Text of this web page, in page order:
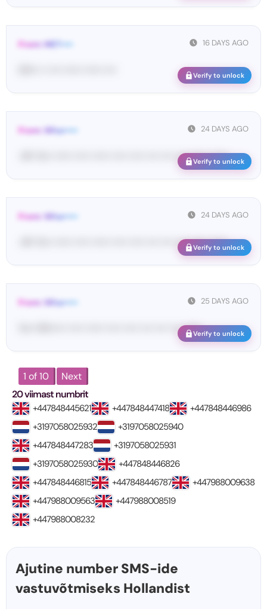
16 DAYS AGO
From: MET••••
Verify to unlock
24 DAYS AGO
From: Wha•••••
<#• Yo•• •••••• ••••• •••••• ••••• ••••• •••• •••• •••• •••••• ••••••
Verify to unlock
24 DAYS AGO
From: Wha•••••
<#• Yo•• •••••• ••••• •••••• ••••• ••••• •••• •••• •••• •••••• ••••••
Verify to unlock
25 DAYS AGO
From: Wha•••••
Yo•• Wh••••• ••••• •••••• ••••• ••••• •••• •••• •••• ••••••Verify to unlock
1 of 10
Next
20 viimast numbrit
+447848445621 +447848447418
+447848446986
+3197058025932
+3197058025940
+447848447283
+3197058025931
+3197058025930
+447848446826
+447848446815
+447848446787
+447988009638
+447988009563
+447988008519
+447988008232
Ajutine number SMS-ide
vastuvõtmiseks Hollandist